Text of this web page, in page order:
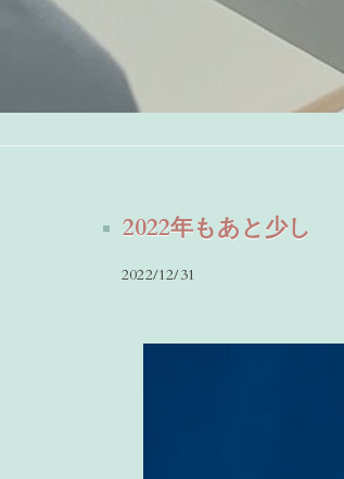
2022年もあと少し
2022/12/31